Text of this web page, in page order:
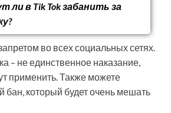
ли в Tik Tok забанить за
во всех социальных сетях.
– не единственное наказание,
применить. Также можете
бан, который будет очень мешать